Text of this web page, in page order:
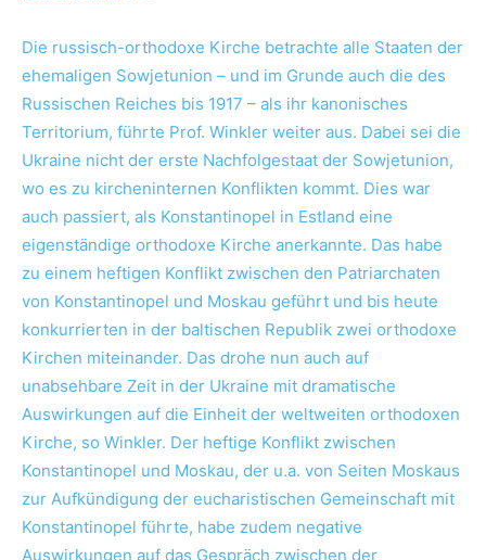
Die russisch-orthodoxe Kirche betrachte alle Staaten der
ehemaligen Sowjetunion – und im Grunde auch die des
Russischen Reiches bis 1917 – als ihr kanonisches
Territorium, führte Prof. Winkler weiter aus. Dabei sei die
Ukraine nicht der erste Nachfolgestaat der Sowjetunion,
wo es zu kircheninternen Konflikten kommt. Dies war
auch passiert, als Konstantinopel in Estland eine
eigenständige orthodoxe Kirche anerkannte. Das habe
zu einem heftigen Konflikt zwischen den Patriarchaten
von Konstantinopel und Moskau geführt und bis heute
konkurrierten in der baltischen Republik zwei orthodoxe
Kirchen miteinander. Das drohe nun auch auf
unabsehbare Zeit in der Ukraine mit dramatische
Auswirkungen auf die Einheit der weltweiten orthodoxen
Kirche, so Winkler. Der heftige Konflikt zwischen
Konstantinopel und Moskau, der u.a. von Seiten Moskaus
zur Aufkündigung der eucharistischen Gemeinschaft mit
Konstantinopel führte, habe zudem negative
Auswirkungen auf das Gespräch zwischen der